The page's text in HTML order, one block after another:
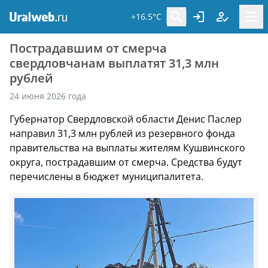
+16.5°C
Пострадавшим от смерча
свердловчанам выплатят 31,3 млн
рублей
24 июня 2026 года
Губернатор Свердловской области Денис Паслер
направил 31,3 млн рублей из резервного фонда
правительства на выплаты жителям Кушвинского
округа, пострадавшим от смерча. Средства будут
перечислены в бюджет муниципалитета.